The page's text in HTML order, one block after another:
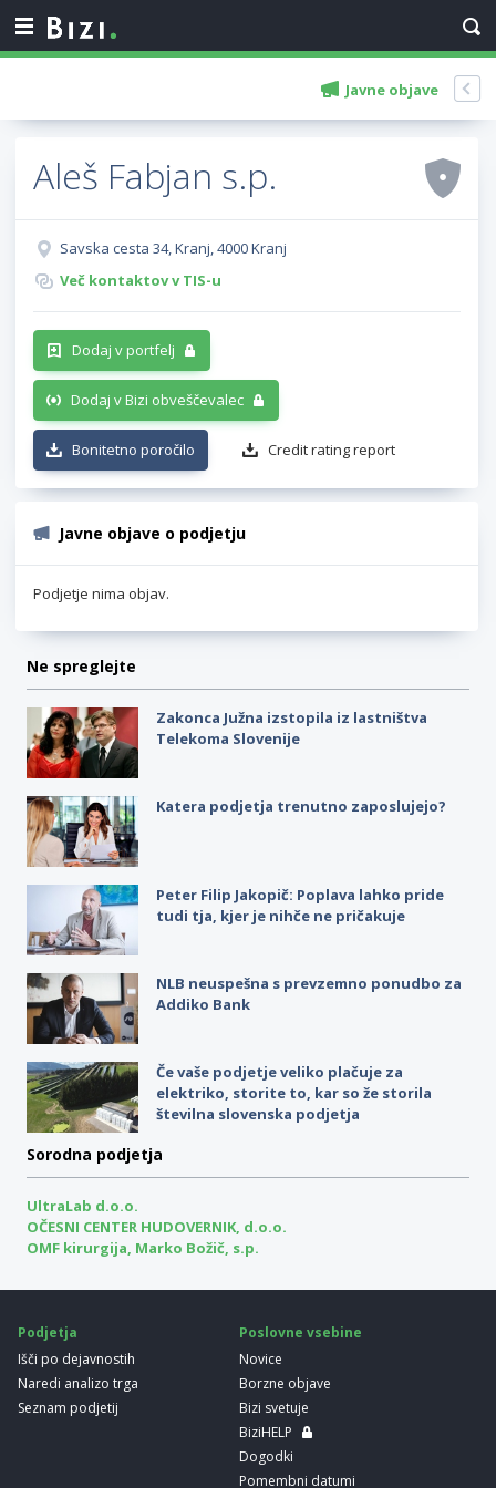
Javne objave
Aleš Fabjan s.p.
Savska cesta 34, Kranj, 4000 Kranj
Več kontaktov v TIS-u
Dodaj v portfelj
Dodaj v Bizi obveščevalec
Bonitetno poročilo Credit rating report
Javne objave o podjetju
Podjetje nima objav.
Ne spreglejte
Zakonca Južna izstopila iz lastništva
Telekoma Slovenije
Katera podjetja trenutno zaposlujejo?
Peter Filip Jakopič: Poplava lahko pride
tudi tja, kjer je nihče ne pričakuje
NLB neuspešna s prevzemno ponudbo za
Addiko Bank
Če vaše podjetje veliko plačuje za
elektriko, storite to, kar so že storila
številna slovenska podjetja
Sorodna podjetja
UltraLab d.o.o.
OČESNI CENTER HUDOVERNIK, d.o.o.
OMF kirurgija, Marko Božič, s.p.
Podjetja
Išči po dejavnostih
Naredi analizo trga
Seznam podjetij
Poslovne vsebine
Novice
Borzne objave
Bizi svetuje
BiziHELP
Dogodki
Pomembni datumi